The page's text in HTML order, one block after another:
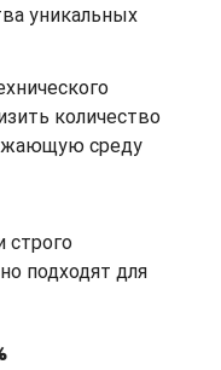
уникальных
количество
среду
строго
подходят для